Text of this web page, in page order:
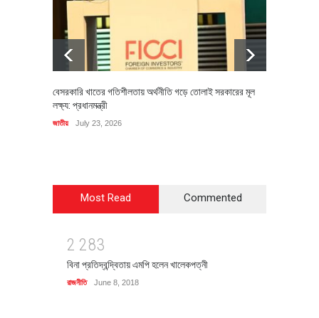
বেসরকারি খাতের গতিশীলতায় অর্থনীতি গড়ে তোলাই সরকারের মূল
লক্ষ্য: প্রধানমন্ত্রী
জাতীয় July 23, 2026
Most Read Commented
2 283
বিনা প্রতিদ্বন্দ্বিতায় এমপি হলেন খালেকপত্নী
রাজনীতি June 8, 2018